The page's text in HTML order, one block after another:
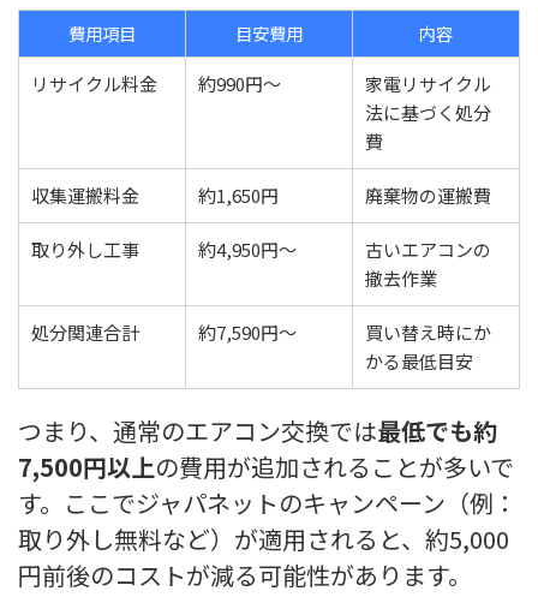
費用項目 目安費用
内容
リサイクル料金
約990円〜
家電リサイクル
法に基づく処分
費
収集運搬料金 約1,650円 廃棄物の運搬費
取り外し工事 約4,950円〜
古いエアコンの
撤去作業
処分関連合計 約7,590円〜
買い替え時にか
かる最低目安
つまり、通常のエアコン交換では最低でも約
7,500円以上の費用が追加されることが多いで
す。ここでジャパネットのキャンペーン（例：
取り外し無料など）が適用されると、約5,000
円前後のコストが減る可能性があります。